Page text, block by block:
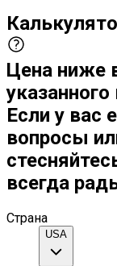
Цена ниже
Если у вас
вопросы
всегда
Страна
USA